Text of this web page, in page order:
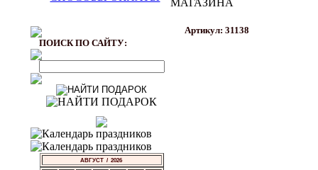
ПОИСК ПО САЙТУ:
АВГУСТ / 2026
Артикул: 31138